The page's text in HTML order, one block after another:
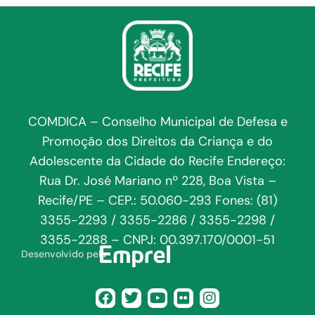
COMDICA – Conselho Municipal de Defesa e
Promoção dos Direitos da Criança e do
Adolescente da Cidade do Recife Endereço:
Rua Dr. José Mariano nº 228, Boa Vista –
Recife/PE – CEP.: 50.060-293 Fones: (81)
3355-2293 / 3355-2286 / 3355-2298 /
3355-2288 – CNPJ: 00.397.170/0001-51
Desenvolvido pela